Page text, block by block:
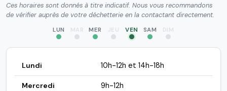
Ces horaires sont donnés à titre indicatif. Nous vous recommandons
de vérifier auprès de votre déchetterie en la contactant directement.
LUN MAR MER JEU VEN SAM DIM
Lundi 10h-12h et 14h-18h
Mercredi 9h-12h